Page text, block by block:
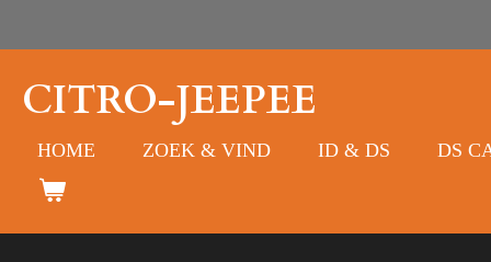
direct
naar
de
hoofdinhoud
CITRO-JEEPEE
HOME ZOEK & VIND ID & DS DS